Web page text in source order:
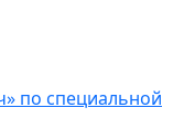
по специальной